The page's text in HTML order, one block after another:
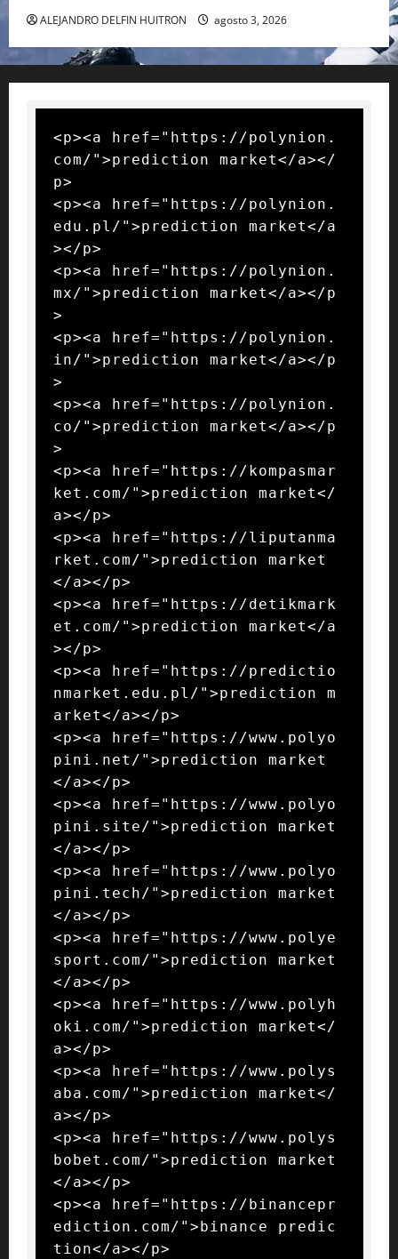
ALEJANDRO DELFIN HUITRON agosto 3, 2026
<p><a href="https://polynion.
com/">prediction market</a></
p>
<p><a href="https://polynion.
edu.pl/">prediction market</a
></p>
<p><a href="https://polynion.
mx/">prediction market</a></p
>
<p><a href="https://polynion.
in/">prediction market</a></p
>
<p><a href="https://polynion.
co/">prediction market</a></p
>
<p><a href="https://kompasmar
ket.com/">prediction market</
a></p>
<p><a href="https://liputanma
rket.com/">prediction market
</a></p>
<p><a href="https://detikmark
et.com/">prediction market</a
></p>
<p><a href="https://predictio
nmarket.edu.pl/">prediction m
arket</a></p>
<p><a href="https://www.polyo
pini.net/">prediction market
</a></p>
<p><a href="https://www.polyo
pini.site/">prediction market
</a></p>
<p><a href="https://www.polyo
pini.tech/">prediction market
</a></p>
<p><a href="https://www.polye
sport.com/">prediction market
</a></p>
<p><a href="https://www.polyh
oki.com/">prediction market</
a></p>
<p><a href="https://www.polys
aba.com/">prediction market</
a></p>
<p><a href="https://www.polys
bobet.com/">prediction market
</a></p>
<p><a href="https://binancepr
ediction.com/">binance predic
tion</a></p>